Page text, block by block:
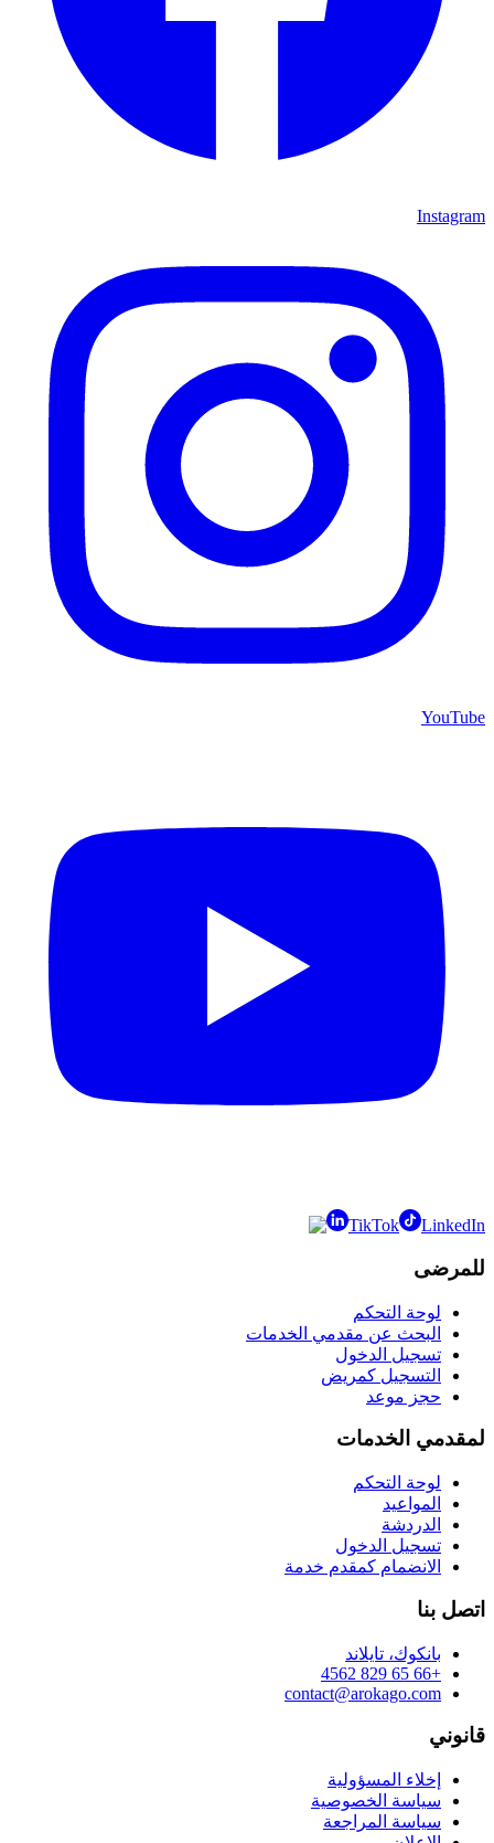
Instagram
YouTube
TikTok LinkedIn
للمرضى
لوحة التحكم
البحث عن مقدمي الخدمات
تسجيل الدخول
التسجيل كمريض
حجز موعد
لمقدمي الخدمات
لوحة التحكم
المواعيد
الدردشة
تسجيل الدخول
الانضمام كمقدم خدمة
اتصل بنا
بانكوك، تايلاند
+66 65 829 4562
contact@arokago.com
قانوني
إخلاء المسؤولية
سياسة الخصوصية
سياسة المراجعة